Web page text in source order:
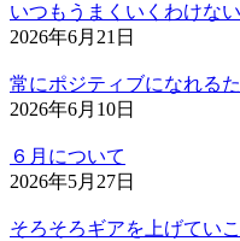
いつもうまくいくわけない
2026年6月21日
常にポジティブになれる
2026年6月10日
６月について
2026年5月27日
そろそろギアを上げていこ